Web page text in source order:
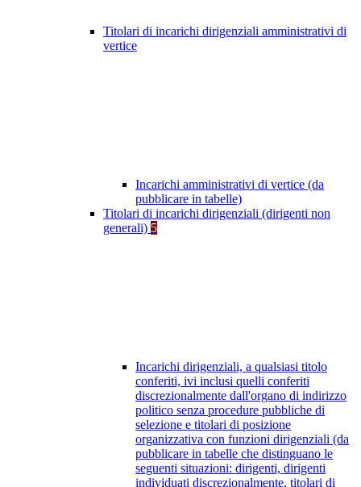
Titolari di incarichi dirigenziali amministrativi di
vertice
Incarichi amministrativi di vertice (da
pubblicare in tabelle)
Titolari di incarichi dirigenziali (dirigenti non
generali) 5
Incarichi dirigenziali, a qualsiasi titolo
conferiti, ivi inclusi quelli conferiti
discrezionalmente dall'organo di indirizzo
politico senza procedure pubbliche di
selezione e titolari di posizione
organizzativa con funzioni dirigenziali (da
pubblicare in tabelle che distinguano le
seguenti situazioni: dirigenti, dirigenti
individuati discrezionalmente, titolari di